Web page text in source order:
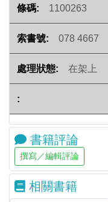
1100263
078 4667
在架上
書籍評論
相關書籍